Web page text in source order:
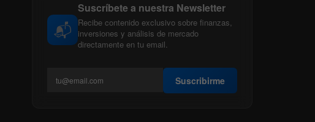
📬
Suscríbete a nuestra Newsletter
Recibe contenido exclusivo sobre finanzas,
inversiones y análisis de mercado
directamente en tu email.
Suscribirme